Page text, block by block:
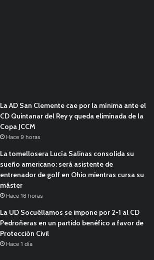
La AD San Clemente cae por la mínima ante el
CD Quintanar del Rey y queda eliminada de la
Copa JCCM
Hace 9 horas
La tomellosera Lucía Salinas consolida su
sueño americano: será asistente de
entrenador de golf en Ohio mientras cursa su
máster
Hace 16 horas
La UD Socuéllamos se impone por 2-1 al CD
Pedroñeras en un partido benéfico a favor de
Protección Civil
Hace 1 día